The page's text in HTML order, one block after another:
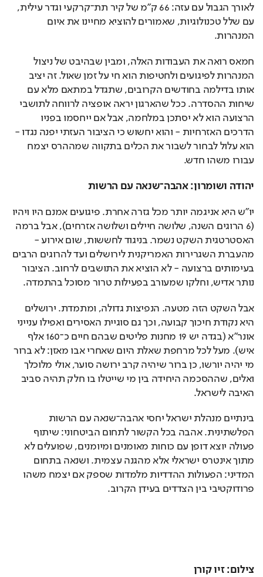
לאורך הגבול עם עזה: 66 ק"מ של קיר תת־קרקעי וגדר עילית,
עם שלל טכנולוגיות, שאמורים להוציא מחיינו את איום
המנהרות.
חמאס רואה את העבודות האלה, ומבין שבהיבט של ניצול
המנהרות לפיגועים ולחטיפות הוא חי על זמן שאול. זה יציב
אותו בדילמה בחודשים הקרובים, שתגדל במתאם מלא עם
שיחות ההסדרה. ככל שהארגון יראה אופציה לרווחה לתושבי
הרצועה הוא לא יסתכן במלחמה, אבל אם ייחסמו בפניו
הדרכים האזרחיות - והוא יחשוש כי הציבור העזתי יפנה נגדו -
הוא עלול לבחור לשבור את הכלים בתקווה שמההרס יצמח
עבורו משהו חדש.
יהודה ושומרון: אהבה־שנאה עם הרשות
יו"ש היא אניגמה יותר מכל גזרה אחרת. פיגועים אמנם היו ויהיו
(6 הרוגים השנה, שלושה חיילים ושלושה אזרחים), אבל ברמה
האסטרטגית השקט נשמר. בניגוד לחששות, שום אירוע -
מהעברת השגרירות האמריקנית לירושלים ועד להרוגים הרבים
בעימותים ברצועה - לא הוציא את התושבים לרחוב. הציבור
נותר אדיש, וחלקו שמעורב בפעילות טרור מסוכל בהתמדה.
אבל השקט הזה מטעה. הנפיצות גדולה, ומתמדת. ירושלים
היא נקודת חיכוך קבועה, וכך גם סוגיית האסירים ואפילו ענייני
אונר"א (בגדה יש 19 מחנות פליטים שבהם חיים כ־160 אלף
איש). מעל לכל מרחפת שאלת היום שאחרי אבו מאזן: לא ברור
מי יהיה יורשו, כן ברור שיהיה קרב ירושה סוער, אולי מלוכלך
ואלים, שההסכמה היחידה בין מי שייטלו בו חלק תהיה סביב
האיבה לישראל.
בינתיים מנהלת ישראל יחסי אהבה־שנאה עם הרשות
הפלשתינית. אהבה בכל הקשור לתחום הביטחוני: שיתוף
פעולה יוצא דופן עם כוחות מאומנים ומיומנים, שפועלים לא
מתוך אינטרס ישראלי אלא מהגנה עצמית. ושנאה בתחום
המדיני: הפעולות ההדדיות מלמדות שספק אם יצמח משהו
פרודוקטיבי בין הצדדים בעידן הקרוב.
צילום: זיו קורן